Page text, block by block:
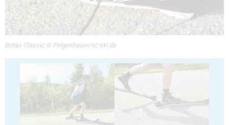
Botas Classic © Felgenhauer/xc-ski.de